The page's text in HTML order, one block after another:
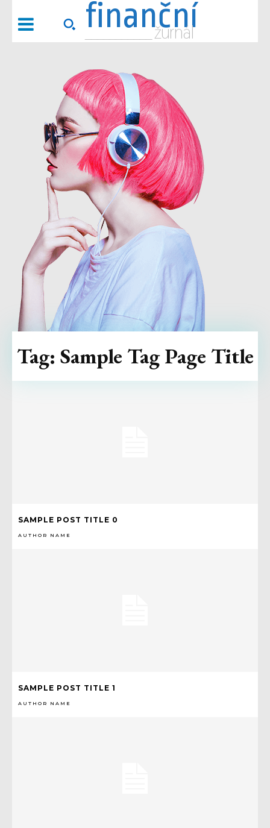
finanční
___________ žurnál
SAMPLE POST TITLE 0
AUTHOR NAME
SAMPLE POST TITLE 1
AUTHOR NAME
Tag: Sample Tag Page Title